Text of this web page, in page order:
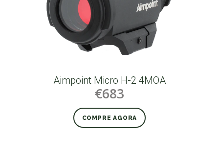
Aimpoint Micro H-2 4MOA
€683
COMPRE AGORA